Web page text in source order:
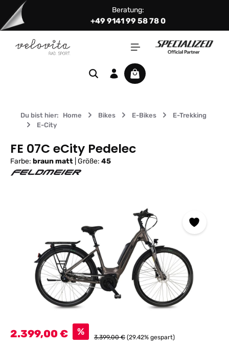
Zum Hauptinhalt springen Beratung:
+49 9141 99 58 78 0
Warenkorb enthält 0
Du bist hier: Home Bikes E-Bikes
E-Trekking
E-City
FE 07C eCity Pedelec
Farbe: braun matt Größe: 45
Verkaufspreis:
2.399,00 € % Regulärer Preis:
3.399,00 € (29.42% gespart)